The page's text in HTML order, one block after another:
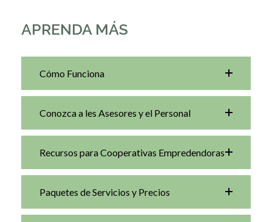
APRENDA MÁS
Cómo Funciona
Conozca a les Asesores y el Personal
Recursos para Cooperativas Empredendoras
Paquetes de Servicios y Precios